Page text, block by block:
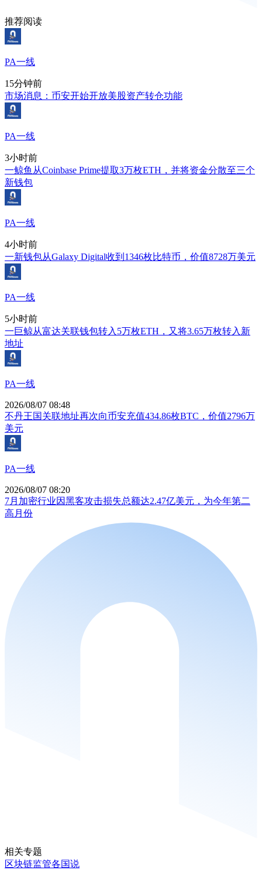
推荐阅读
PA一线
15分钟前
市场消息：币安开始开放美股资产转仓功能
PA一线
3小时前
一鲸鱼从Coinbase Prime提取3万枚ETH，并将资金分散至三个
新钱包
PA一线
4小时前
一新钱包从Galaxy Digital收到1346枚比特币，价值8728万美元
PA一线
5小时前
一巨鲸从富达关联钱包转入5万枚ETH，又将3.65万枚转入新
地址
PA一线
2026/08/07 08:48
不丹王国关联地址再次向币安充值434.86枚BTC，价值2796万
美元
PA一线
2026/08/07 08:20
7月加密行业因黑客攻击损失总额达2.47亿美元，为今年第二
高月份
相关专题
区块链监管各国说